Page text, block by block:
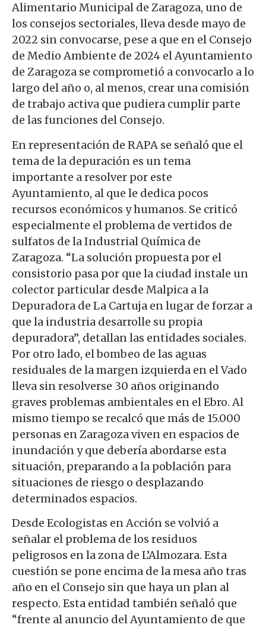
Alimentario Municipal de Zaragoza, uno de
los consejos sectoriales, lleva desde mayo de
2022 sin convocarse, pese a que en el Consejo
de Medio Ambiente de 2024 el Ayuntamiento
de Zaragoza se comprometió a convocarlo a lo
largo del año o, al menos, crear una comisión
de trabajo activa que pudiera cumplir parte
de las funciones del Consejo.
En representación de RAPA se señaló que el
tema de la depuración es un tema
importante a resolver por este
Ayuntamiento, al que le dedica pocos
recursos económicos y humanos. Se criticó
especialmente el problema de vertidos de
sulfatos de la Industrial Química de
Zaragoza. “La solución propuesta por el
consistorio pasa por que la ciudad instale un
colector particular desde Malpica a la
Depuradora de La Cartuja en lugar de forzar a
que la industria desarrolle su propia
depuradora”, detallan las entidades sociales.
Por otro lado, el bombeo de las aguas
residuales de la margen izquierda en el Vado
lleva sin resolverse 30 años originando
graves problemas ambientales en el Ebro. Al
mismo tiempo se recalcó que más de 15.000
personas en Zaragoza viven en espacios de
inundación y que debería abordarse esta
situación, preparando a la población para
situaciones de riesgo o desplazando
determinados espacios.
Desde Ecologistas en Acción se volvió a
señalar el problema de los residuos
peligrosos en la zona de L’Almozara. Esta
cuestión se pone encima de la mesa año tras
año en el Consejo sin que haya un plan al
respecto. Esta entidad también señaló que
“frente al anuncio del Ayuntamiento de que